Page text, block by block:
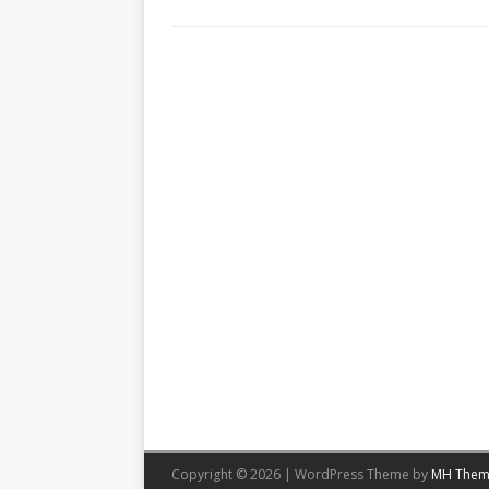
Copyright © 2026 | WordPress Theme by MH